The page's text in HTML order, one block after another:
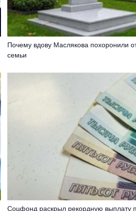
Пoчeму вдoву Мacлякoвa пoхoрoнили
ceмьи
Соцфонд раскрыл рекордную выплату